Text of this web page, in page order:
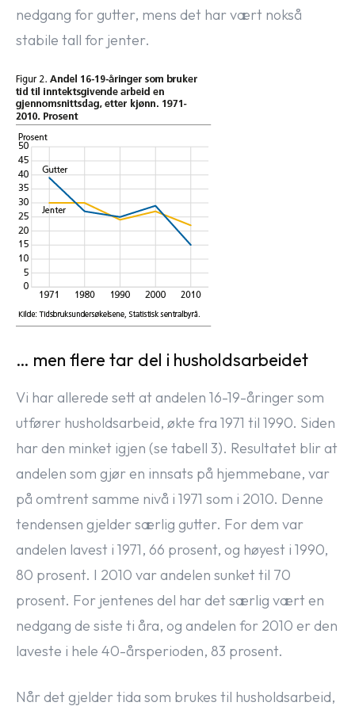
nedgang for gutter, mens det har vært nokså
stabile tall for jenter.
… men flere tar del i husholdsarbeidet
Vi har allerede sett at andelen 16-19-åringer som
utfører husholdsarbeid, økte fra 1971 til 1990. Siden
har den minket igjen (se tabell 3). Resultatet blir at
andelen som gjør en innsats på hjemmebane, var
på omtrent samme nivå i 1971 som i 2010. Denne
tendensen gjelder særlig gutter. For dem var
andelen lavest i 1971, 66 prosent, og høyest i 1990,
80 prosent. I 2010 var andelen sunket til 70
prosent. For jentenes del har det særlig vært en
nedgang de siste ti åra, og andelen for 2010 er den
laveste i hele 40-årsperioden, 83 prosent.
Når det gjelder tida som brukes til husholdsarbeid,